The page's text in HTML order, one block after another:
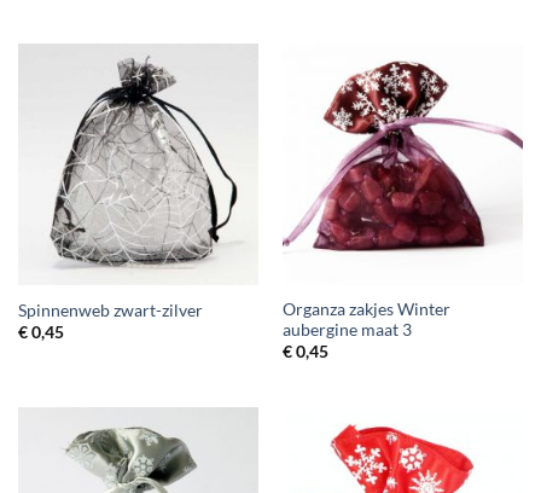
Spinnenweb zwart-zilver
€0,45
Organza zakjes Winter
aubergine maat 3
€0,45